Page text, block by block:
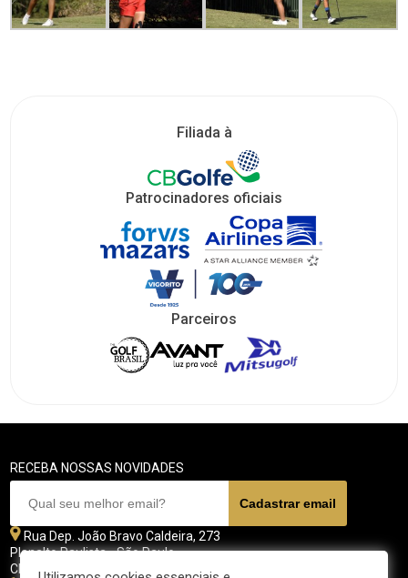
Filiada à
Patrocinadores oficiais
Parceiros
RECEBA NOSSAS NOVIDADES
Rua Dep. João Bravo Caldeira, 273
Planalto Paulista - São Paulo
CEP 04071 - 045